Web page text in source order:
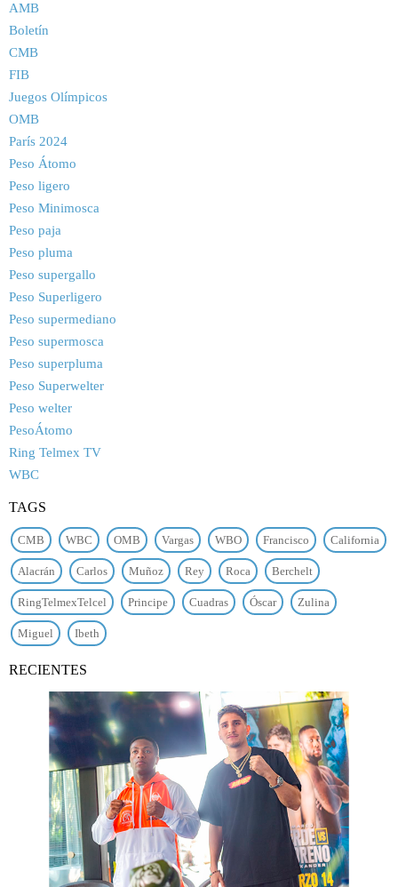
AMB
Boletín
CMB
FIB
Juegos Olímpicos
OMB
París 2024
Peso Átomo
Peso ligero
Peso Minimosca
Peso paja
Peso pluma
Peso supergallo
Peso Superligero
Peso supermediano
Peso supermosca
Peso superpluma
Peso Superwelter
Peso welter
PesoÁtomo
Ring Telmex TV
WBC
TAGS
CMB WBC OMB Vargas WBO Francisco California
Alacrán Carlos Muñoz Rey Roca Berchelt
RingTelmexTelcel Principe Cuadras Óscar Zulina
Miguel Ibeth
RECIENTES